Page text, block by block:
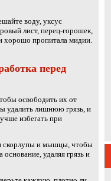
воду, уксус
лист, перец-горошек,
хорошо пропитала мидии.
перед
освободить их от
удалить лишнюю грязь, и
избегать при
скорлупы и мышцы, чтобы
удаляя грязь и